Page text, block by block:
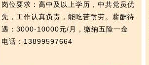
岗位要求：高中及以上学历，中共党员优
先，工作认真负责，能吃苦耐劳。薪酬待
遇：3000-10000元/月，缴纳五险一金
电话：13899597664